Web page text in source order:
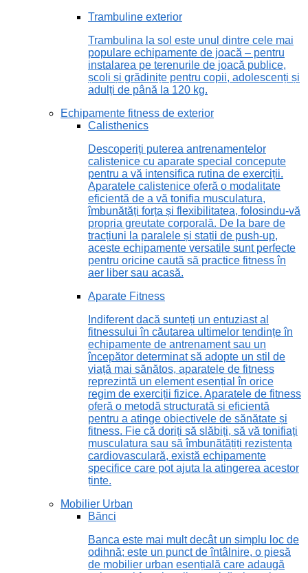
Trambuline exterior
Trambulina la sol este unul dintre cele mai
populare echipamente de joacă – pentru
instalarea pe terenurile de joacă publice,
școli și grădinițe pentru copii, adolescenți și
adulți de până la 120 kg.
Echipamente fitness de exterior
Calisthenics
Descoperiți puterea antrenamentelor
calistenice cu aparate special concepute
pentru a vă intensifica rutina de exerciții.
Aparatele calistenice oferă o modalitate
eficientă de a vă tonifia musculatura,
îmbunătăți forța și flexibilitatea, folosindu-vă
propria greutate corporală. De la bare de
tracțiuni la paralele și stații de push-up,
aceste echipamente versatile sunt perfecte
pentru oricine caută să practice fitness în
aer liber sau acasă.
Aparate Fitness
Indiferent dacă sunteți un entuziast al
fitnessului în căutarea ultimelor tendințe în
echipamente de antrenament sau un
începător determinat să adopte un stil de
viață mai sănătos, aparatele de fitness
reprezintă un element esențial în orice
regim de exerciții fizice. Aparatele de fitness
oferă o metodă structurată și eficientă
pentru a atinge obiectivele de sănătate și
fitness. Fie că doriți să slăbiți, să vă tonifiați
musculatura sau să îmbunătățiți rezistența
cardiovasculară, există echipamente
specifice care pot ajuta la atingerea acestor
ținte.
Mobilier Urban
Bănci
Banca este mai mult decât un simplu loc de
odihnă; este un punct de întâlnire, o piesă
de mobilier urban esențială care adaugă